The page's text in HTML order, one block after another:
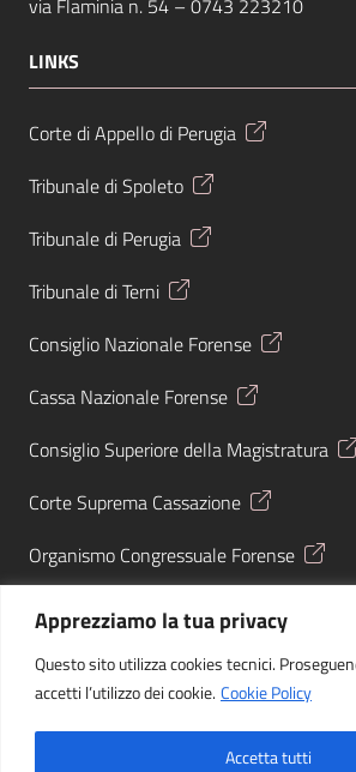
Apprezziamo la tua privacy
Questo sito utilizza cookies tecnici.
accetti l’utilizzo dei cookie. Cookie Policy
Accetta tutti
via Flaminia n. 54 – 0743 223210
LINKS
Corte di Appello di Perugia
Tribunale di Spoleto
Tribunale di Perugia
Tribunale di Terni
Consiglio Nazionale Forense
Cassa Nazionale Forense
Consiglio Superiore della Magistratura
Corte Suprema Cassazione
Organismo Congressuale Forense
Giustizia Tributaria
Agenzia Entrate
Sezione Link Utili| © 2025 Ordine